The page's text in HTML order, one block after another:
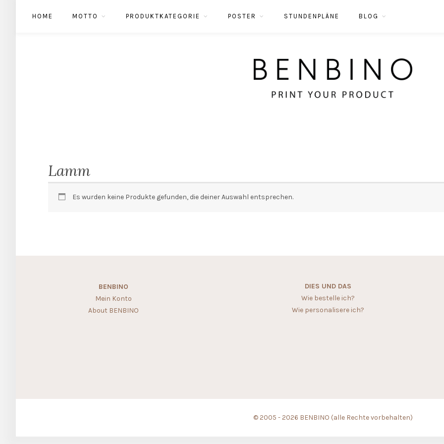
HOME MOTTO PRODUKTKATEGORIE POSTER STUNDENPLÄNE BLOG
Lamm
Es wurden keine Produkte gefunden, die deiner Auswahl entsprechen.
BENBINO
Mein Konto
About BENBINO
DIES UND DAS
Wie bestelle ich?
Wie personalisere ich?
© 2005 - 2026 BENBINO (alle Rechte vorbehalten)